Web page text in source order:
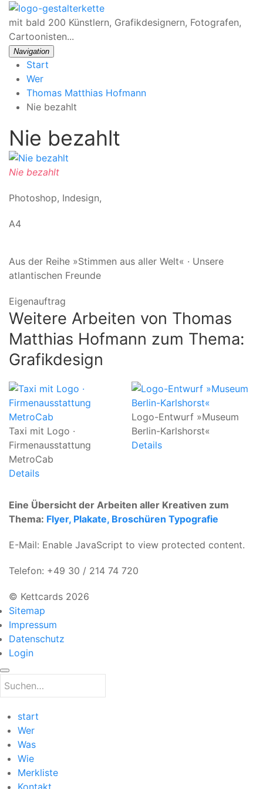
mit bald 200 Künstlern, Grafikdesignern, Fotografen,
Cartoonisten...
Navigation
Start
Wer
Thomas Matthias Hofmann
Nie bezahlt
Nie bezahlt
Nie bezahlt
Photoshop, Indesign,
A4
Aus der Reihe »Stimmen aus aller Welt« · Unsere
atlantischen Freunde
Eigenauftrag
Weitere Arbeiten von Thomas
Matthias Hofmann zum Thema:
Grafikdesign
Taxi mit Logo ·
Firmenausstattung
MetroCab
Details
Logo-Entwurf »Museum
Berlin-Karlshorst«
Details
Eine Übersicht der Arbeiten aller Kreativen zum
Thema: Flyer, Plakate, Broschüren Typografie
E-Mail: Enable JavaScript to view protected content.
Telefon: +49 30 / 214 74 720
© Kettcards 2026
Sitemap
Impressum
Datenschutz
Login
start
Wer
Was
Wie
Merkliste